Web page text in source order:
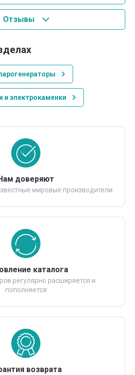
Отзывы
и электрокаменки
доверяют
мировые производители
каталога
регулярно расширяется и
пополняется
возврата